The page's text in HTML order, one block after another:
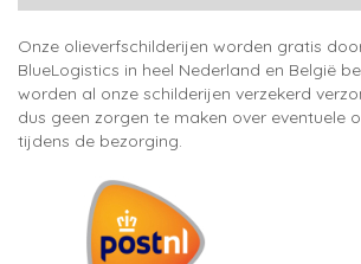
Onze olieverfschilderijen worden gratis
BlueLogistics in heel Nederland en België
worden al onze schilderijen verzekerd
dus geen zorgen te maken over eventuele
tijdens de bezorging.